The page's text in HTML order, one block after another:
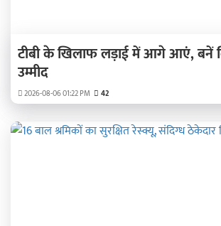
टीबी के खिलाफ लड़ाई में आगे आएं, बनें
उम्मीद
2026-08-06 01:22 PM 42